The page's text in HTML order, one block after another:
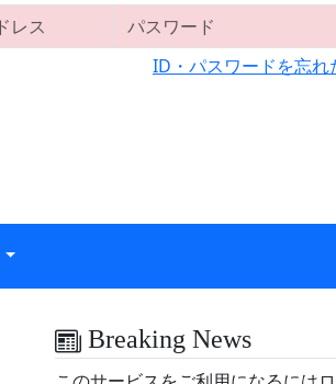
ID・パスワードを忘れ
Breaking News